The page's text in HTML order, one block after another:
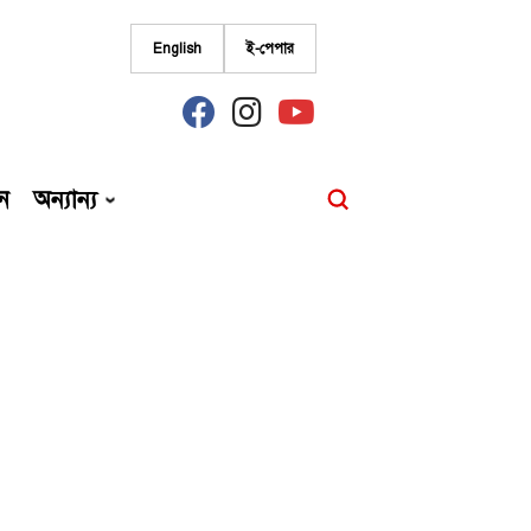
English ই-পেপার
fab
fa-
fab
fa-
fab
fa-
অন্যান্য